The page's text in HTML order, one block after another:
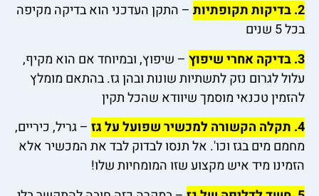
2. בדיקות תקופתיות
– התקן העדכני הוא בדיקה מקיפה
בכל 5 שנים
3. בדיקה אחרי שיפוץ
– שיפוץ, ובמיוחד אם הוא מקיף,
עלול לגרום נזק לתשתיות שונות ובהן גז. בהתאם מומלץ
להזמין טכנאי מוסמך שיוודא שהכל תקין
4. תקלה הקשורה למכשיר שפועל על גז
– גריל, כיריים,
מחמם מים בגז וכו'. אל תנסו לבדוק לבד את המכשיר אלא
הזמינו מיד איש מקצוע שזו המומחיות שלו!